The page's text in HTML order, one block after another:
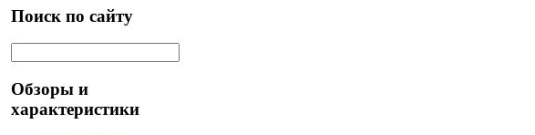
Поиск по сайту
Обзоры и
характеристики